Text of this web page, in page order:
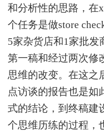
和分析性的思路，在
个任务是做store
5家杂货店和1家批发
第一稿和经过两次修
思维的改变。在这之
点访谈的报告也是如
式的结论，到终稿建
个思维历练的过程，